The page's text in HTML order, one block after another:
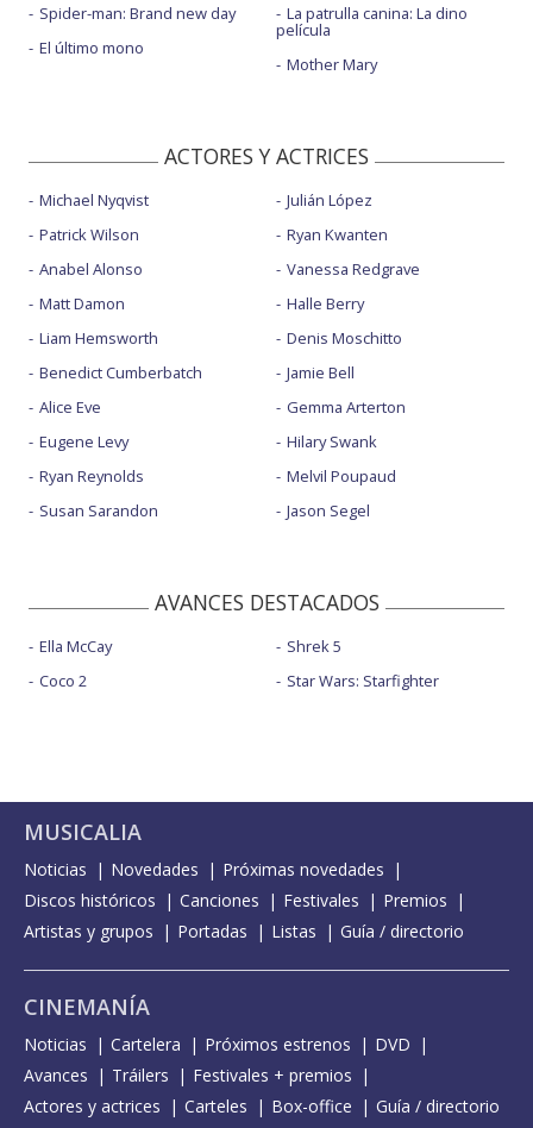
Spider-man: Brand new day
El último mono
La patrulla canina: La dino
película
Mother Mary
ACTORES Y ACTRICES
Michael Nyqvist
Patrick Wilson
Anabel Alonso
Matt Damon
Liam Hemsworth
Benedict Cumberbatch
Alice Eve
Eugene Levy
Ryan Reynolds
Susan Sarandon
Julián López
Ryan Kwanten
Vanessa Redgrave
Halle Berry
Denis Moschitto
Jamie Bell
Gemma Arterton
Hilary Swank
Melvil Poupaud
Jason Segel
AVANCES DESTACADOS
Ella McCay
Coco 2
Shrek 5
Star Wars: Starfighter
MUSICALIA
Noticias Novedades
Próximas novedades
Discos históricos
Canciones Festivales
Premios
Artistas y grupos
Portadas Listas Guía / directorio
CINEMANÍA
Noticias Cartelera Próximos estrenos
DVD
Avances
Tráilers
Festivales + premios
Actores y actrices
Carteles Box-office Guía / directorio